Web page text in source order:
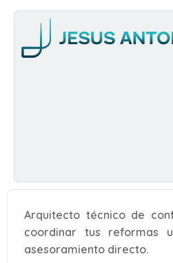
Arquitecto técnico de
coordinar tus reformas
asesoramiento directo.